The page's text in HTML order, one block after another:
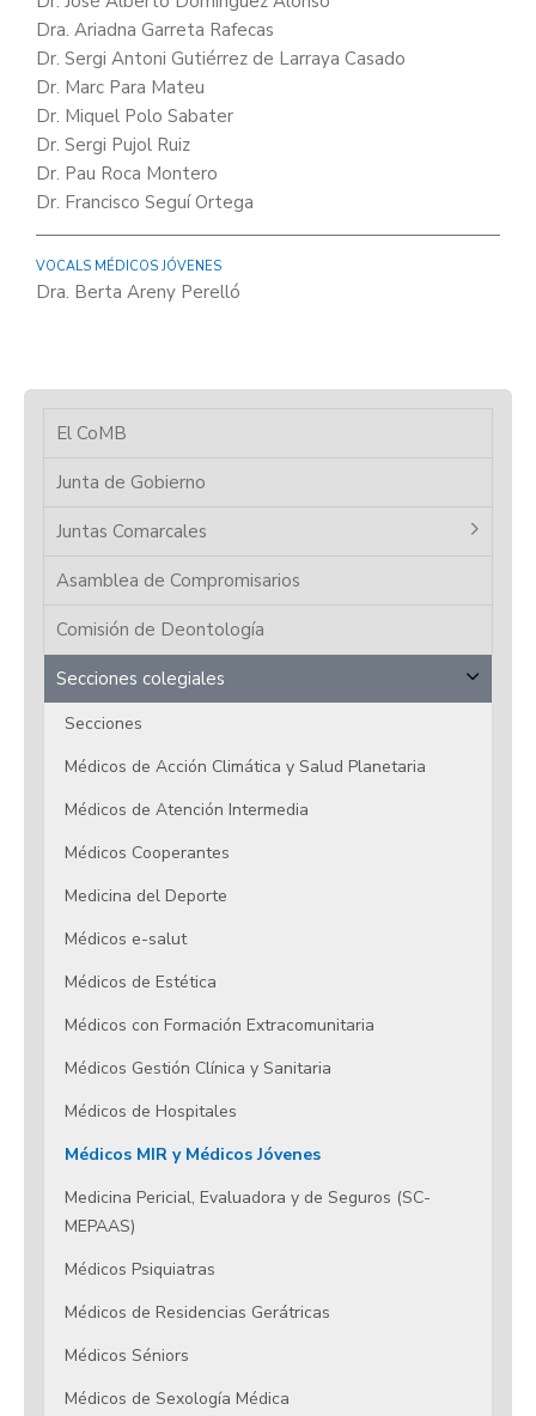
Dra. Ariadna Garreta Rafecas
Dr. Sergi Antoni Gutiérrez de Larraya Casado
Dr. Marc Para Mateu
Dr. Miquel Polo Sabater
Dr. Sergi Pujol Ruiz
Dr. Pau Roca Montero
Dr. Francisco Seguí Ortega
VOCALS MÉDICOS JÓVENES
Dra. Berta Areny Perelló
El CoMB
Junta de Gobierno
Juntas Comarcales
Asamblea de Compromisarios
Comisión de Deontología
Secciones colegiales
Secciones
Médicos de Acción Climática y Salud Planetaria
Médicos de Atención Intermedia
Médicos Cooperantes
Medicina del Deporte
Médicos e-salut
Médicos de Estética
Médicos con Formación Extracomunitaria
Médicos Gestión Clínica y Sanitaria
Médicos de Hospitales
Médicos MIR y Médicos Jóvenes
Medicina Pericial, Evaluadora y de Seguros (SC-
MEPAAS)
Médicos Psiquiatras
Médicos de Residencias Gerátricas
Médicos Séniors
Médicos de Sexología Médica